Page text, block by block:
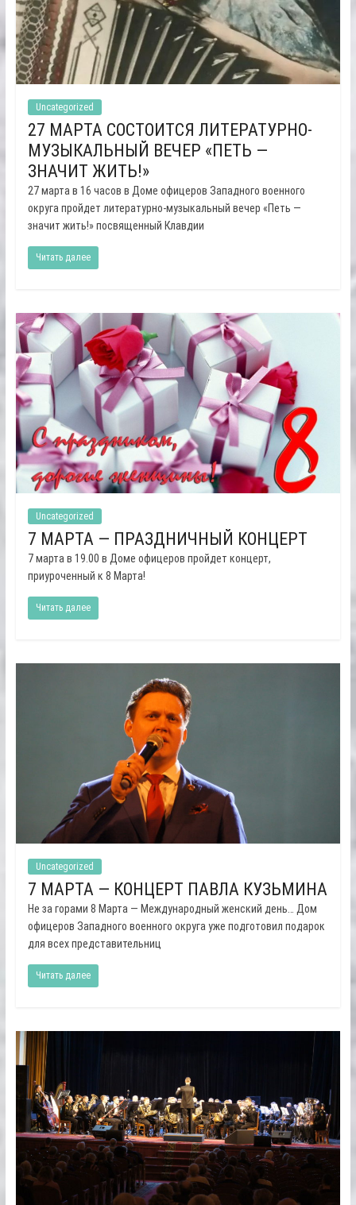
Uncategorized
27 МАРТА СОСТОИТСЯ ЛИТЕРАТУРНО-
МУЗЫКАЛЬНЫЙ ВЕЧЕР «ПЕТЬ —
ЗНАЧИТ ЖИТЬ!»
27 марта в 16 часов в Доме офицеров Западного военного
округа пройдет литературно-музыкальный вечер «Петь —
значит жить!» посвященный Клавдии
Читать далее
Uncategorized
7 МАРТА — ПРАЗДНИЧНЫЙ КОНЦЕРТ
7 марта в 19.00 в Доме офицеров пройдет концерт,
приуроченный к 8 Марта!
Читать далее
Uncategorized
7 МАРТА — КОНЦЕРТ ПАВЛА КУЗЬМИНА
Не за горами 8 Марта — Международный женский день… Дом
офицеров Западного военного округа уже подготовил подарок
для всех представительниц
Читать далее